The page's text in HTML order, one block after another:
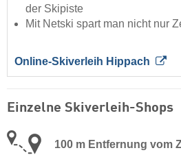
der Skipiste
Mit Netski spart man nicht nur
Online-Skiverleih Hippach
Einzelne Skiverleih-Shops
100 m Entfernung vom